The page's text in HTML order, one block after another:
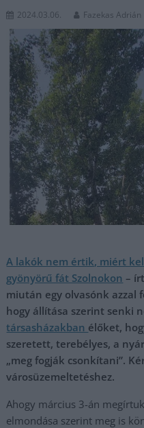
2024.03.06. Fazekas Adrián
A lakók nem értik, miért
gyönyörű fát Szolnokon –
miután egy olvasónk azzal
hogy állítása szerint senki
társasházakban élőket,
szeretett, terebélyes, a
„meg fogják csonkítani”.
városüzemeltetéshez.
Ahogy március 3-án
elmondása szerint meg is